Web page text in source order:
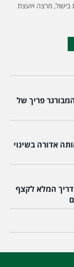
בישול, מרצה ויועצת
פריך של
אדורה בשינוי
המלא לקצף